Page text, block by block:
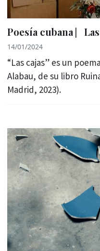
Poesía cubana
14/01/2024
“Las cajas” es un
Alabau, de su libro
Madrid, 2023).